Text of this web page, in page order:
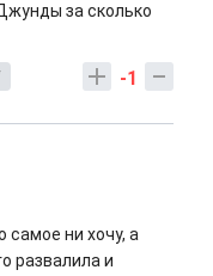
за сколько
-1
ни хочу, а
развалила и